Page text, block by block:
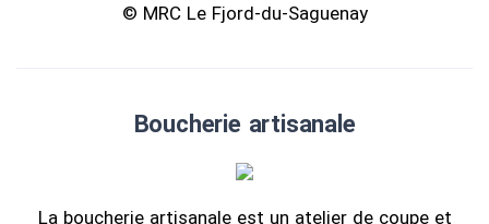
© MRC Le Fjord-du-Saguenay
Boucherie artisanale
La boucherie artisanale est un atelier de coupe et